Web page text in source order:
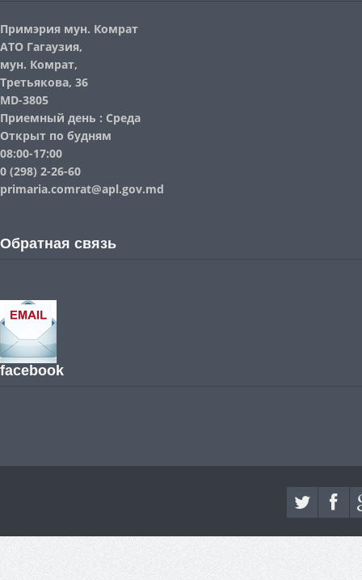
Примэрия мун. Комрат
АТО Гагаузия,
мун. Комрат,
Третьякова, 36
MD-3805
Приемный день : Среда
Открыт по будням
08:00-17:00
0 (298) 2-26-60
primaria.comrat@apl.gov.md
Обратная связь
facebook